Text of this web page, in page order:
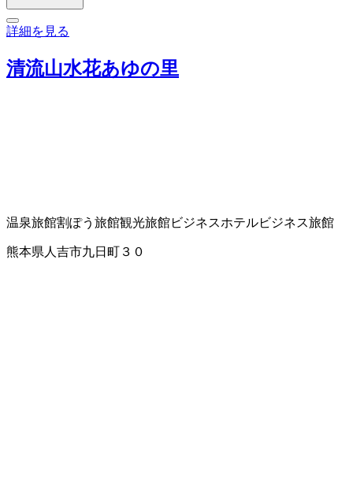
詳細を見る
清流山水花あゆの里
温泉旅館割ぽう旅館観光旅館ビジネスホテルビジネス旅館
熊本県人吉市九日町３０